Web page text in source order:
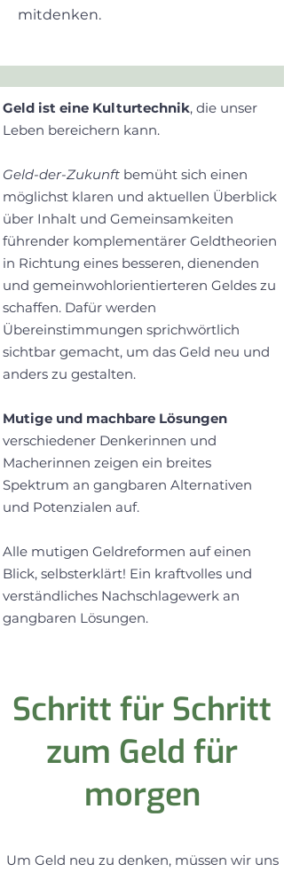
mitdenken.
Geld ist eine Kulturtechnik, die unser
Leben bereichern kann.
Geld-der-Zukunft bemüht sich einen
möglichst klaren und aktuellen Überblick
über Inhalt und Gemeinsamkeiten
führender komplementärer Geldtheorien
in Richtung eines besseren, dienenden
und gemeinwohlorientierteren Geldes zu
schaffen. Dafür werden
Übereinstimmungen sprichwörtlich
sichtbar gemacht, um das Geld neu und
anders zu gestalten.
Mutige und machbare Lösungen
verschiedener Denkerinnen und
Macherinnen zeigen ein breites
Spektrum an gangbaren Alternativen
und Potenzialen auf.
Alle mutigen Geldreformen auf einen
Blick, selbsterklärt! Ein kraftvolles und
verständliches Nachschlagewerk an
gangbaren Lösungen.
Schritt für Schritt
zum Geld für
morgen
Um Geld neu zu denken, müssen wir uns